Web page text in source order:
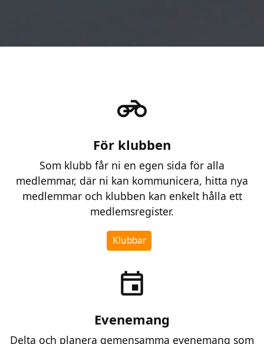
motorcycle
För klubben
Som klubb får ni en egen sida för alla
medlemmar, där ni kan kommunicera, hitta nya
medlemmar och klubben kan enkelt hålla ett
medlemsregister.
Klubbar
event
Evenemang
Delta och planera gemensamma evenemang som